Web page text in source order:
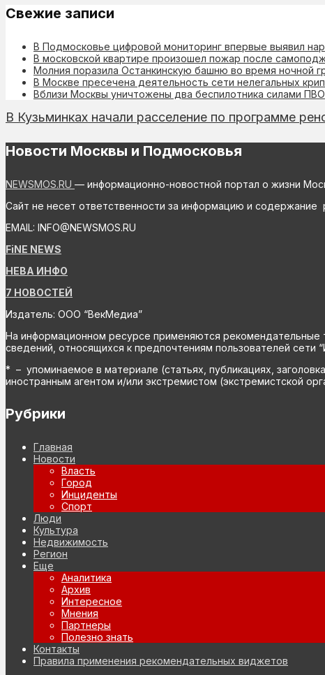
Свежие записи
В Подмосковье цифровой мониторинг впервые выявил
В московской квартире произошел пожар после
Молния поразила Останкинскую башню во время ночной
В Москве пресечена деятельность сети нелегальных
Вблизи Москвы уничтожены два беспилотника силами ПВО
В Кузьминках начали расселение по программе
Новости Москвы и Подмосковья
NEWSMOS.RU — информационно-новостной портал о жизни
Сайт не несет ответственности за информацию и содержание
EMAIL: INFO@NEWSMOS.RU
FiNE NEWS
НЕВА ИНФО
7 НОВОСТЕЙ
Издатель: ООО “ВекМедиа”
На информационном ресурсе применяются рекомендательные
сведений, относящихся к предпочтениям пользователей сети
* – упоминаемое в материале (статьях, публикациях,
иностранным агентом и/или экстремистом (экстремистской
Рубрики
Главная
Новости
Власть
Город
Инциденты
Спорт
Люди
Культура
Недвижимость
Регион
Еще
Аналитика
Архив
Интересное
Мнения
Партнеры
Полезно знать
Контакты
Правила применения рекомендательных виджетов